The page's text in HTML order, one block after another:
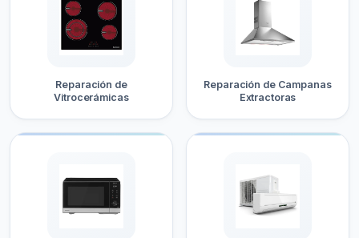
Reparación de
Vitrocerámicas
Reparación de Campanas
Extractoras